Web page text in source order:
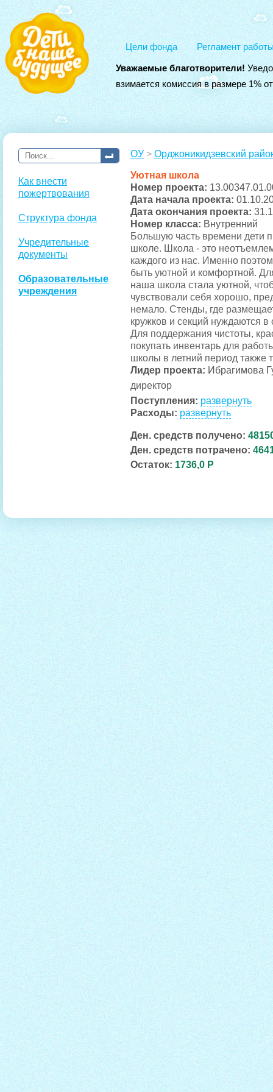
Цели фонда Регламент
Уважаемые благотворители!
взимается комиссия в размере 1%
Как внести
пожертвования
Структура фонда
Учредительные
документы
Образовательные
учреждения
ОУ > Орджоникидзевский
Уютная школа
Номер проекта:
Дата начала проекта:
Дата окончания проекта:
Номер класса: Внутренний
Большую часть времени дети
школе. Школа - это
каждого из нас. Именно
быть уютной и комфортной.
наша школа стала уютной,
чувствовали себя хорошо,
немало. Стенды, где
кружков и секций нуждаются
Для поддержания чистоты,
покупать инвентарь для
школы в летний период также
Лидер проекта: Ибрагимова
директор
Поступления: развернуть
Расходы: развернуть
Ден. средств получено:
Ден. средств потрачено:
Остаток: 1736,0 Р